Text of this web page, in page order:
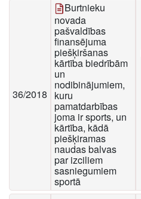
36/2018
Burtnieku
novada
pašvaldības
finansējuma
piešķiršanas
kārtība biedrībām
un
nodibinājumiem,
kuru
pamatdarbības
joma ir sports, un
kārtība, kādā
piešķiramas
naudas balvas
par izciliem
sasniegumiem
sportā